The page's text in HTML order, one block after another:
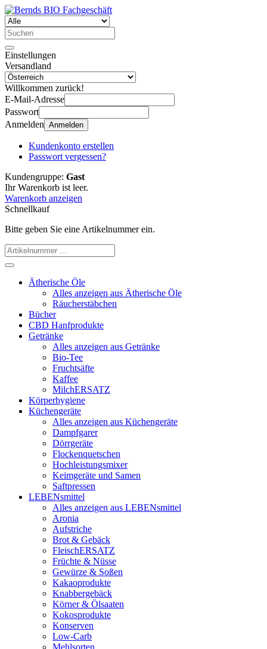
Einstellungen
Versandland
Willkommen zurück!
E-Mail-Adresse
Passwort
Anmelden Anmelden
Kundenkonto erstellen
Passwort vergessen?
Kundengruppe: Gast
Ihr Warenkorb ist leer.
Warenkorb anzeigen
Schnellkauf
Bitte geben Sie eine Artikelnummer ein.
Ätherische Öle
Alles anzeigen aus Ätherische Öle
Räucherstäbchen
Bücher
CBD Hanfprodukte
Getränke
Alles anzeigen aus Getränke
Bio-Tee
Fruchtsäfte
Kaffee
MilchERSATZ
Körperhygiene
Küchengeräte
Alles anzeigen aus Küchengeräte
Dampfgarer
Dörrgeräte
Flockenquetschen
Hochleistungsmixer
Keimgeräte und Samen
Saftpressen
LEBENsmittel
Alles anzeigen aus LEBENsmittel
Aronia
Aufstriche
Brot & Gebäck
FleischERSATZ
Früchte & Nüsse
Gewürze & Soßen
Kakaoprodukte
Knabbergebäck
Körner & Ölsaaten
Kokosprodukte
Konserven
Low-Carb
Mehlsorten